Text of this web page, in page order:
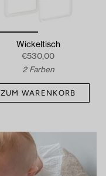
Wickeltisch
€530,00
2 Farben
ZUM WARENKORB